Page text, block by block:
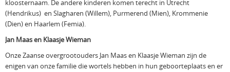
kloosternaam. De andere kinderen komen terecht in Utrecht
(Hendrikus) en Slagharen (Willem), Purmerend (Mien), Krommenie
(Dien) en Haarlem (Femia).
Jan Maas en Klaasje Wieman
Onze Zaanse overgrootouders Jan Maas en Klaasje Wieman zijn de
enigen van onze familie die wortels hebben in hun geboorteplaats en er